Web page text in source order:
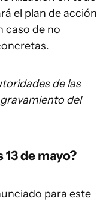
el plan de acción
caso de no
de las
del
de mayo?
para este